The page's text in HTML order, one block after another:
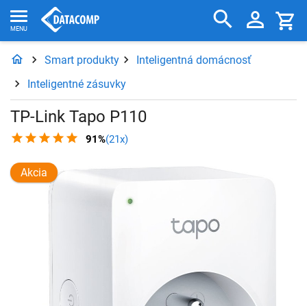
Smart produkty
Inteligentná domácnosť
Inteligentné zásuvky
TP-Link Tapo P110
91%(21x)
Akcia